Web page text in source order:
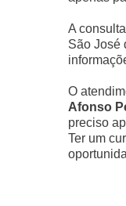
A
São José
O
Afonso
preciso
Ter um